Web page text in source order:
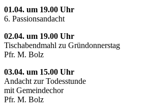
01.04. um 19.00 Uhr
6. Passionsandacht
02.04. um 19.00 Uhr
Tischabendmahl zu Gründonnerstag
Pfr. M. Bolz
03.04. um 15.00 Uhr
Andacht zur Todesstunde
mit Gemeindechor
Pfr. M. Bolz